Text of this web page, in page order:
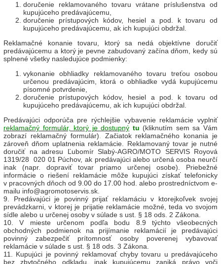
doručenie reklamovaného tovaru vrátane príslušenstva od
kupujúceho predávajúcemu,
doručenie prístupových kódov, hesiel a pod. k tovaru od
kupujúceho predávajúcemu, ak ich kupujúci obdržal.
Reklamačné konanie tovaru, ktorý sa nedá objektívne doručiť
predávajúcemu a ktorý je pevne zabudovaný začína dňom, kedy sú
splnené všetky nasledujúce podmienky:
vykonanie obhliadky reklamovaného tovaru treťou osobou
určenou predávajúcim, ktorá o obhliadke vydá kupujúcemu
písomné potvrdenie,
doručenie prístupových kódov, hesiel a pod. k tovaru od
kupujúceho predávajúcemu, ak ich kupujúci obdržal.
Predávajúci odporúča pre rýchlejšie vybavenie reklamácie vyplniť
reklamačný formulár, ktorý je dostupný tu (kliknutím sem sa Vám
zobrazí reklamačný formulár)
Začiatok reklamačného konania je
zároveň dňom uplatnenia reklamácie. Reklamovaný tovar je nutné
doručiť na adresu Ľubomír Slabý-AGRO/MOTO SERVIS Royová
1319/28 020 01 Púchov, ak predávajúci alebo určená osoba neurčí
inak (napr. dopraviť tovar priamo určenej osobe). Priebežné
informácie o riešení reklamácie môže kupujúci získať telefonicky
v pracovných dňoch od 9.00 do 17.00 hod. alebo prostredníctvom e-
mailu info@agromotoservis.sk.
9. Predávajúci je povinný prijať reklamáciu v ktorejkoľvek svojej
prevádzkarni, v ktorej je prijatie reklamácie možné, teda vo svojom
sídle alebo u určenej osoby v súlade s ust. § 18 ods. 2 Zákona.
10. V mieste určenom podľa bodu 8.9 týchto všeobecných
obchodných podmienok na prijímanie reklamácií je predávajúci
povinný zabezpečiť prítomnosť osoby poverenej vybavovať
reklamácie v súlade s ust. § 18 ods. 3 Zákona.
11. Kupujúci je povinný reklamovať chyby tovaru u predávajúceho
bez zbytočného odkladu, inak kupujúcemu zaniká právo voči